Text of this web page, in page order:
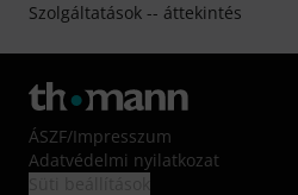
Szolgáltatások -- áttekintés
ÁSZF/Impresszum
Adatvédelmi nyilatkozat